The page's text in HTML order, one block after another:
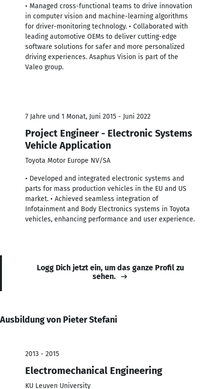
• Managed cross-functional teams to drive innovation
in computer vision and machine-learning algorithms
for driver-monitoring technology. • Collaborated with
leading automotive OEMs to deliver cutting-edge
software solutions for safer and more personalized
driving experiences. Asaphus Vision is part of the
Valeo group.
7 Jahre und 1 Monat, Juni 2015 - Juni 2022
Project Engineer - Electronic Systems
Vehicle Application
Toyota Motor Europe NV/SA
• Developed and integrated electronic systems and
parts for mass production vehicles in the EU and US
market. • Achieved seamless integration of
Infotainment and Body Electronics systems in Toyota
vehicles, enhancing performance and user experience.
Logg Dich jetzt ein, um das ganze Profil zu
sehen.
Ausbildung von Pieter Stefani
2013 - 2015
Electromechanical Engineering
KU Leuven University